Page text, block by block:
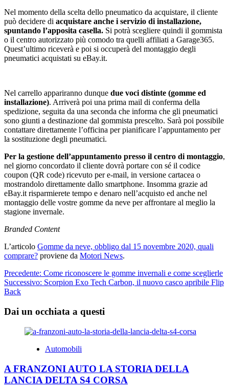
Nel momento della scelta dello pneumatico da acquistare, il cliente
può decidere di acquistare anche i servizio di installazione,
spuntando l’apposita casella. Si potrà scegliere quindi il gommista
o il centro autorizzato più comodo tra quelli affiliati a Garage365.
Quest’ultimo riceverà e poi si occuperà del montaggio degli
pneumatici acquistati su eBay.it.
Nel carrello appariranno dunque due voci distinte (gomme ed
installazione). Arriverà poi una prima mail di conferma della
spedizione, seguita da una seconda che informa che gli pneumatici
sono giunti a destinazione dal gommista prescelto. Sarà poi possibile
contattare direttamente l’officina per pianificare l’appuntamento per
la sostituzione degli pneumatici.
Per la gestione dell’appuntamento presso il centro di montaggio,
nel giorno concordato il cliente dovrà portare con sé il codice
coupon (QR code) ricevuto per e-mail, in versione cartacea o
mostrandolo direttamente dallo smartphone. Insomma grazie ad
eBay.it risparmierete tempo e denaro nell’acquisto ed anche nel
montaggio delle vostre gomme da neve per affrontare al meglio la
stagione invernale.
Branded Content
L’articolo Gomme da neve, obbligo dal 15 novembre 2020, quali
comprare? proviene da Motori News.
Navigazione
articolo
Precedente: Come riconoscere le gomme invernali e come sceglierle
Successivo: Scorpion Exo Tech Carbon, il nuovo casco apribile Flip
Back
Dai un occhiata a questi
Automobili
A FRANZONI AUTO LA STORIA DELLA
LANCIA DELTA S4 CORSA